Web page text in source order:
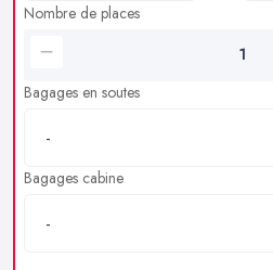
Nombre de places
Bagages en soutes
Bagages cabine